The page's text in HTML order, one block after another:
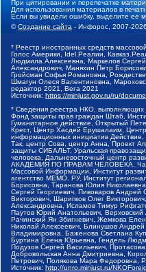
При цитировании и перепечатке
Для использования материалов в
Если вы увидели ошибку, выделите ее
©Создание сайта - Инфорос, 2007-2026
* Реестр иностранных средств
Голос Америки, Idel.Реалии,
Людмила Алексеевна, Маркелов
Александрович, Маняхин Петр
Гройсман Софья Романовна,
Шмагун Олеся Валентиновна,
редактор 2021, Вега 2021
Источник: https://minjust.gov.ru/ru/
* Сведения реестра НКО, выполняющих
Фонд защиты прав граждан Штаб,
Гуманитарное действие, Открытый
Крест, Центр Хасдей Ерушалаим,
информационных инициатив
Так, центр Сова, центр Анна, Проект
защиты СИБАЛЬТ, Уральская
человека, Дальневосточный центр
АКАДЕМИЯ ПО ПРАВАМ ЧЕЛОВЕКА,
Массовой Информации, Институт
агентство МЕМО. РУ, Институт
Борисовна, Таранова Юлия
Сергей Георгиевич, Пивоваров
Викторович, Шарипков Олег
Александровна, Исламов Тимур
Паутов Юрий Анатольевич,
Рачинский Ян Збигневич, Жемкова
Николай Алексеевич, Блинушов
Владимировна, Баженова Светлана
Буртина Елена Юрьевна, Гендель
Подузов Сергей Васильевич,
Добровольская Анна Дмитриевна,
Петрович, Полякова Мара Федоровна,
Источник: http://unro.minjust.ru/